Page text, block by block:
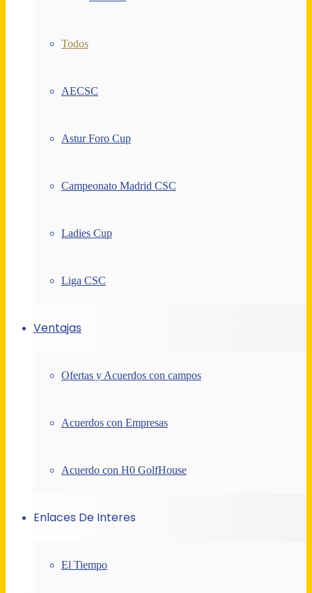
Todos
AECSC
Astur Foro Cup
Campeonato Madrid CSC
Ladies Cup
Liga CSC
Ventajas
Ofertas y Acuerdos con campos
Acuerdos con Empresas
Acuerdo con H0 GolfHouse
Enlaces De Interes
El Tiempo